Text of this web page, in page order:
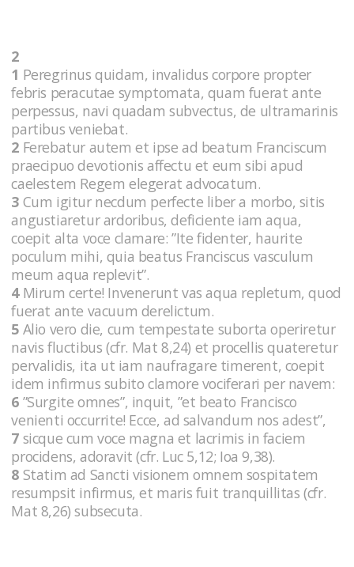
2
1 Peregrinus quidam, invalidus corpore propter
febris peracutae symptomata, quam fuerat ante
perpessus, navi quadam subvectus, de ultramarinis
partibus veniebat.
2 Ferebatur autem et ipse ad beatum Franciscum
praecipuo devotionis affectu et eum sibi apud
caelestem Regem elegerat advocatum.
3 Cum igitur necdum perfecte liber a morbo, sitis
angustiaretur ardoribus, deficiente iam aqua,
coepit alta voce clamare: ”Ite fidenter, haurite
poculum mihi, quia beatus Franciscus vasculum
meum aqua replevit”.
4Mirum certe! Invenerunt vas aqua repletum, quod
fuerat ante vacuum derelictum.
5 Alio vero die, cum tempestate suborta operiretur
navis fluctibus (cfr. Mat 8,24) et procellis quateretur
pervalidis, ita ut iam naufragare timerent, coepit
idem infirmus subito clamore vociferari per navem:
6 ”Surgite omnes”, inquit, ”et beato Francisco
venienti occurrite! Ecce, ad salvandum nos adest”,
7 sicque cum voce magna et lacrimis in faciem
procidens, adoravit (cfr. Luc 5,12; Ioa 9,38).
8 Statim ad Sancti visionem omnem sospitatem
resumpsit infirmus, et maris fuit tranquillitas (cfr.
Mat 8,26) subsecuta.